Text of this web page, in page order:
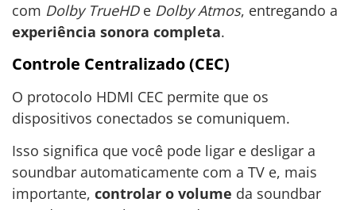
com Dolby TrueHDe Dolby Atmos, entregando a
experiência sonora completa.
Controle Centralizado (CEC)
O protocolo HDMI CEC permite que os
dispositivos conectados se comuniquem.
Isso significa que você pode ligar e desligar a
soundbar automaticamente com a TV e, mais
importante, controlar o volume da soundbar